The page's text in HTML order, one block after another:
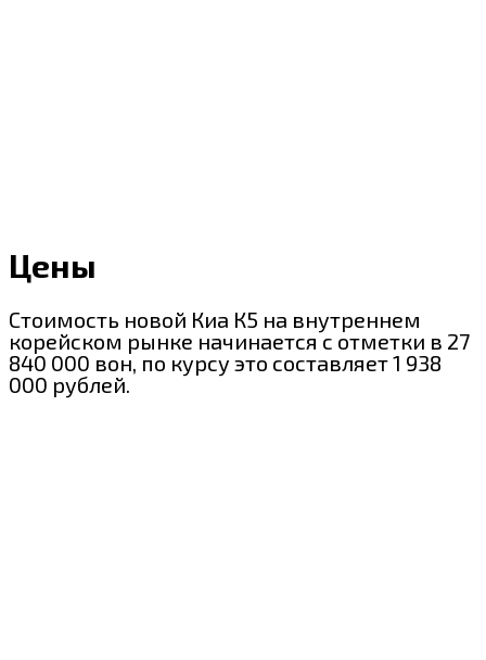
Цены
Стоимость новой Киа К5 на внутреннем
корейском рынке начинается с отметки в 27
840 000 вон, по курсу это составляет 1 938
000 рублей.